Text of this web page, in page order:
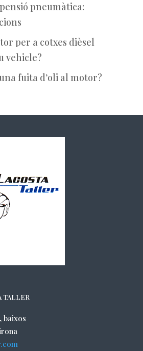
pneumàtica:
per a cotxes dièsel
vehicle?
fuita d’oli al motor?
TALLER
baixos